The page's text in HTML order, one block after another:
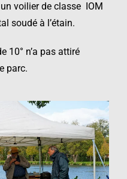
voilier de classe IOM
soudé à l’étain.
10° n’a pas attiré
parc.